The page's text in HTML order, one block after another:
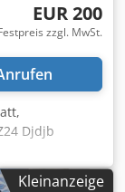
EUR 200
zzgl. MwSt.
Djdjb
-Anzahl: 1x
Kleinanzeige